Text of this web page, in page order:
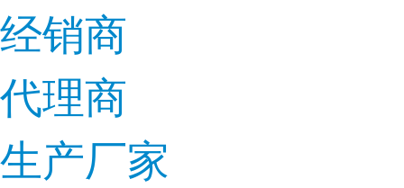
经销商
代理商
生产厂家